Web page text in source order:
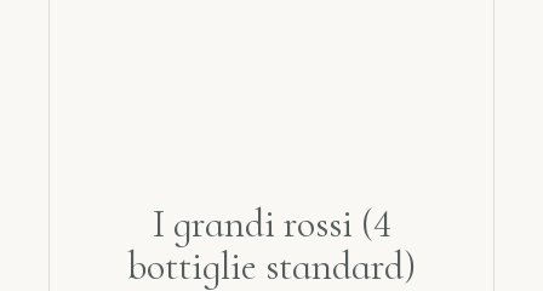
I grandi rossi (4
bottiglie standard)